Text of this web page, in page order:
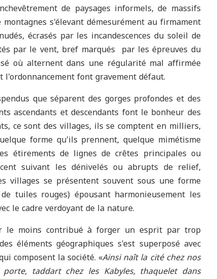
de paysages informels, de massifs
s'élevant démesurément au firmament
écrasés par les incandescences du soleil de
par le vent, bref marqués par les épreuves du
où alternent dans une régularité mal affirmée
font gravement défaut.
que séparent des gorges profondes et des
ascendants et descendants font le bonheur des
ce sont des villages, ils se comptent en milliers,
forme qu'ils prennent, quelque mimétisme
étirements de lignes de crêtes principales ou
suivant les dénivelés ou abrupts de relief,
villages se présentent souvent sous une forme
tuiles rouges) épousant harmonieusement les
le cadre verdoyant de la nature.
moins contribué à forger un esprit par trop
éléments géographiques s'est superposé avec
composent la société. «Ainsi naît la cité chez nos
taddart chez les Kabyles, thaquelet dans